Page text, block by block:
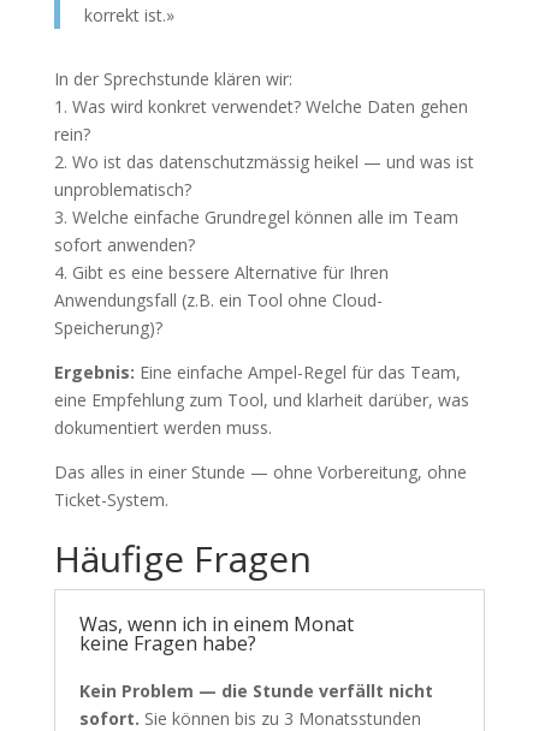
korrekt ist.»
In der Sprechstunde klären wir:
1. Was wird konkret verwendet? Welche Daten gehen
rein?
2. Wo ist das datenschutzmässig heikel — und was ist
unproblematisch?
3. Welche einfache Grundregel können alle im Team
sofort anwenden?
4. Gibt es eine bessere Alternative für Ihren
Anwendungsfall (z.B. ein Tool ohne Cloud-
Speicherung)?
Ergebnis: Eine einfache Ampel-Regel für das Team,
eine Empfehlung zum Tool, und klarheit darüber, was
dokumentiert werden muss.
Das alles in einer Stunde — ohne Vorbereitung, ohne
Ticket-System.
Häufige Fragen
Was, wenn ich in einem Monat
keine Fragen habe?
Kein Problem — die Stunde verfällt nicht
sofort. Sie können bis zu 3 Monatsstunden